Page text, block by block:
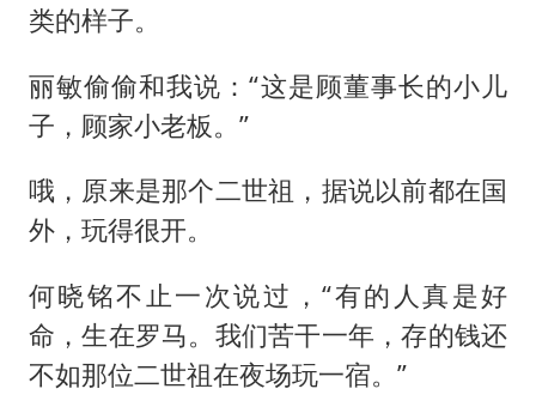
类的样子。
丽敏偷偷和我说：“这是顾董事长的小儿
子，顾家小老板。”
哦，原来是那个二世祖，据说以前都在国
外，玩得很开。
何晓铭不止一次说过，“有的人真是好
命，生在罗马。我们苦干一年，存的钱还
不如那位二世祖在夜场玩一宿。”